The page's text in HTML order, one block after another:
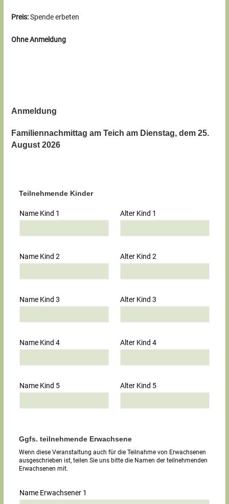
Preis:Spende erbeten
Ohne Anmeldung
Anmeldung
Familiennachmittag am Teich am Dienstag, dem 25.
August 2026
Teilnehmende Kinder
Name Kind 1 Alter Kind 1
Name Kind 2 Alter Kind 2
Name Kind 3 Alter Kind 3
Name Kind 4 Alter Kind 4
Name Kind 5 Alter Kind 5
Ggfs. teilnehmende Erwachsene
Wenn diese Veranstaltung auch für die Teilnahme von Erwachsenen
ausgeschrieben ist, teilen Sie uns bitte die Namen der teilnehmenden
Erwachsenen mit.
Name Erwachsener 1